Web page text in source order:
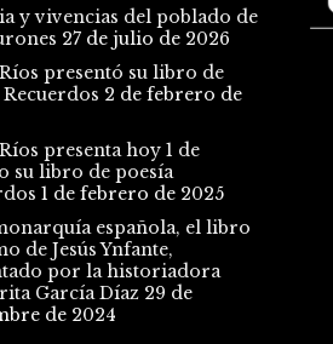
y vivencias del poblado de
27 de julio de 2026
presentó su libro de
2 de febrero de
presenta hoy 1 de
su libro de poesía
1 de febrero de 2025
española, el libro
de Jesús Ynfante,
por la historiadora
García Díaz 29 de
de 2024